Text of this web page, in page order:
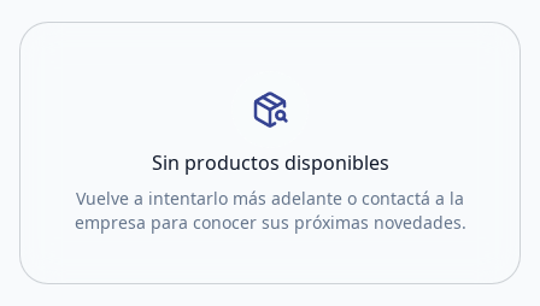
Sin productos disponibles
Vuelve a intentarlo más adelante o contactá a la
empresa para conocer sus próximas novedades.